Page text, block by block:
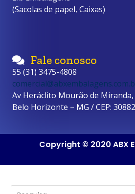
(Sacolas de papel, Caixas)
Fale conosco
55 (31) 3475-4808
Av Heráclito Mourão de
Belo Horizonte – MG / CEP:
Copyright © 2020 ABX